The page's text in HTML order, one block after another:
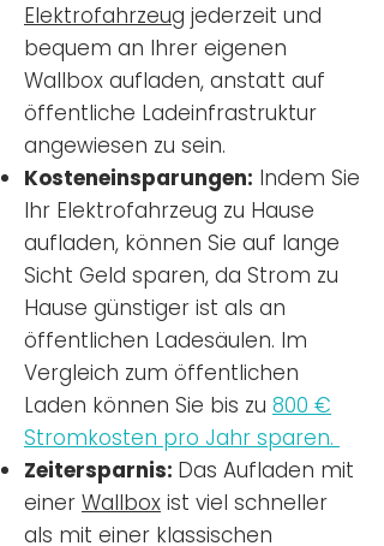
Elektrofahrzeug jederzeit und
bequem an Ihrer eigenen
Wallbox aufladen, anstatt auf
öffentliche Ladeinfrastruktur
angewiesen zu sein.
Kosteneinsparungen: Indem Sie
Ihr Elektrofahrzeug zu Hause
aufladen, können Sie auf lange
Sicht Geld sparen, da Strom zu
Hause günstiger ist als an
öffentlichen Ladesäulen. Im
Vergleich zum öffentlichen
Laden können Sie bis zu 800 €
Stromkosten pro Jahr sparen.
Zeitersparnis: Das Aufladen mit
einer Wallbox ist viel schneller
als mit einer klassischen